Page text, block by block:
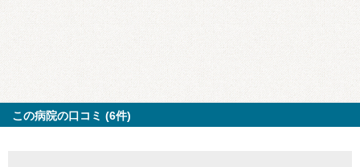
この病院の口コミ (6件)